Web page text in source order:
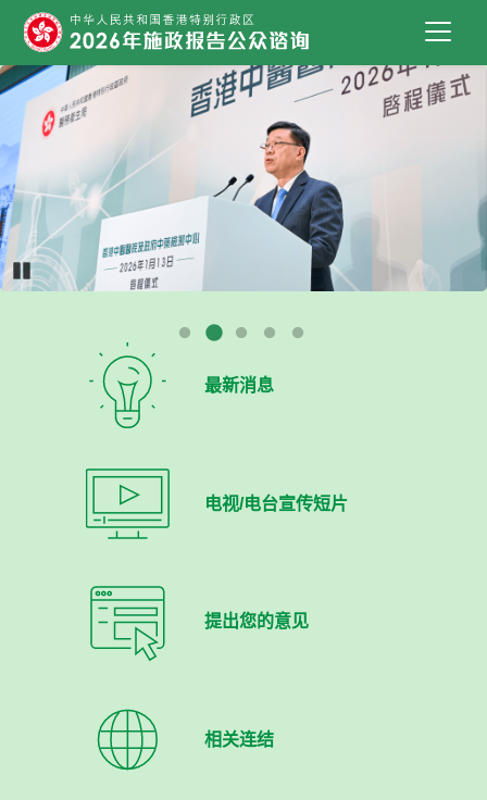
2026年施政报告公众谘询
Pause
最新消息
电视/电台宣传短片
提出您的意见
相关连结